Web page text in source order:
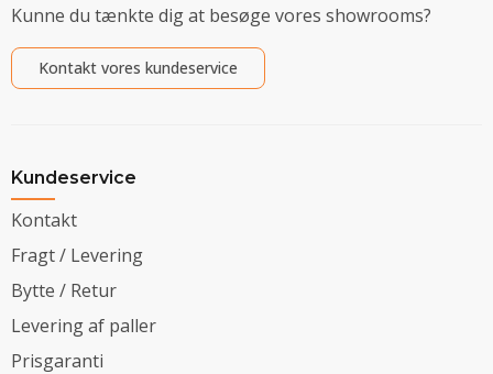
Kunne du tænkte dig at besøge vores showrooms?
Kontakt vores kundeservice
Kundeservice
Kontakt
Fragt / Levering
Bytte / Retur
Levering af paller
Prisgaranti